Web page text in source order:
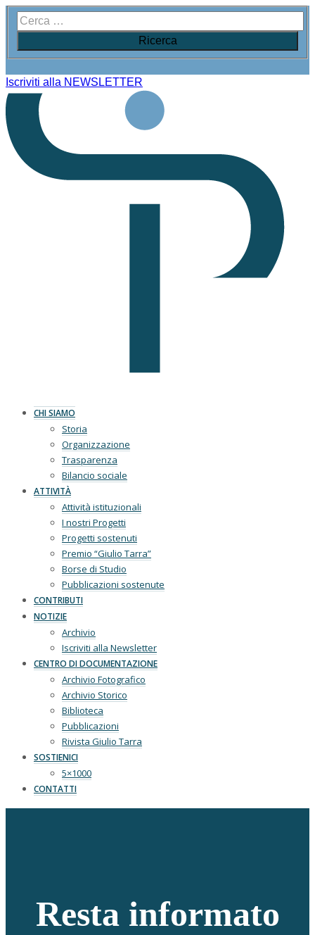
Iscriviti alla NEWSLETTER
CHI SIAMO
Storia
Organizzazione
Trasparenza
Bilancio sociale
ATTIVITÀ
Attività istituzionali
I nostri Progetti
Progetti sostenuti
Premio “Giulio Tarra”
Borse di Studio
Pubblicazioni sostenute
CONTRIBUTI
NOTIZIE
Archivio
Iscriviti alla Newsletter
CENTRO DI DOCUMENTAZIONE
Archivio Fotografico
Archivio Storico
Biblioteca
Pubblicazioni
Rivista Giulio Tarra
SOSTIENICI
5×1000
CONTATTI
Resta informato